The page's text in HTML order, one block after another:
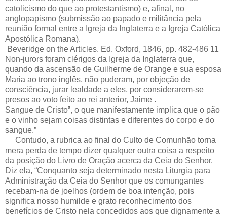
catolicismo do que ao protestantismo) e, afinal, no
anglopapismo (submissão ao papado e militância pela
reunião formal entre a Igreja da Inglaterra e a Igreja Católica
Apostólica Romana).
Beveridge on the Articles. Ed. Oxford, 1846, pp. 482-486 11
Non-jurors foram clérigos da Igreja da Inglaterra que,
quando da ascensão de Guilherme de Orange e sua esposa
Maria ao trono inglês, não puderam, por objeção de
consciência, jurar lealdade a eles, por considerarem-se
presos ao voto feito ao rei anterior, Jaime .
Sangue de Cristo‟, o que manifestamente implica que o pão
e o vinho sejam coisas distintas e diferentes do corpo e do
sangue.”
Contudo, a rubrica ao final do Culto de Comunhão torna
mera perda de tempo dizer qualquer outra coisa a respeito
da posição do Livro de Oração acerca da Ceia do Senhor.
Diz ela, “Conquanto seja determinado nesta Liturgia para
Administração da Ceia do Senhor que os comungantes
recebam-na de joelhos (ordem de boa intenção, pois
significa nosso humilde e grato reconhecimento dos
benefícios de Cristo nela concedidos aos que dignamente a